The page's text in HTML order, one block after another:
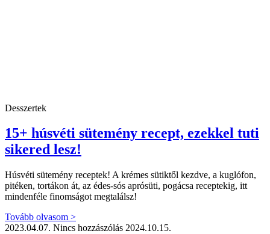
Desszertek
15+ húsvéti sütemény recept, ezekkel tuti
sikered lesz!
Húsvéti sütemény receptek! A krémes sütiktől kezdve, a kuglófon,
pitéken, tortákon át, az édes-sós aprósüti, pogácsa receptekig, itt
mindenféle finomságot megtalálsz!
Tovább olvasom >
2023.04.07. Nincs hozzászólás 2024.10.15.